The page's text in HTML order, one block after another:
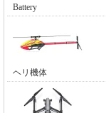
Battery
ヘリ機体